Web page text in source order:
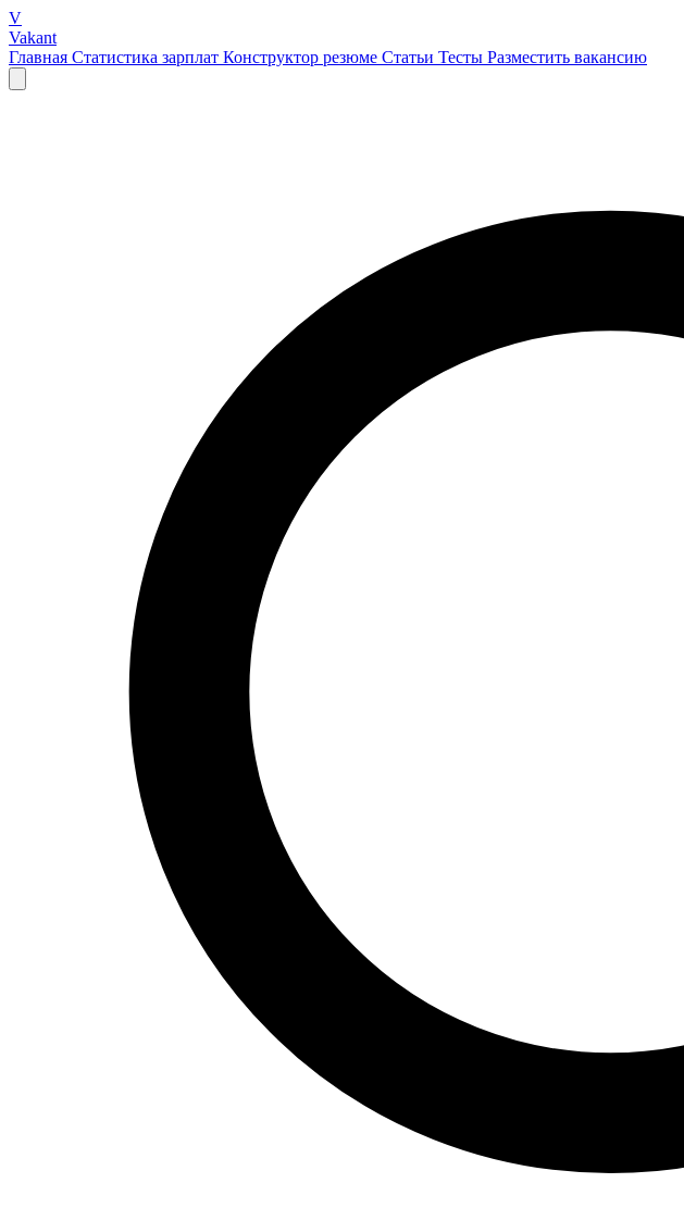
V
Vakant
Главная Статистика зарплат Конструктор резюме Статьи Тесты Разместить вакансию